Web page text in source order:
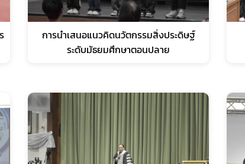
การนำเสนอแนวคิดนวัตกรรมสิ่งประดิษฐ์
ระดับมัธยมศึกษาตอนปลาย